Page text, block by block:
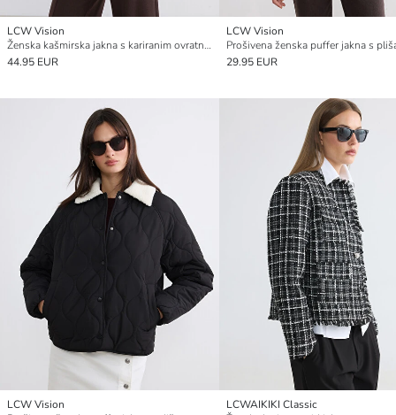
LCW Vision
Ženska kašmirska jakna s kariranim ovratnikom
44.95 EUR
LCW Vision
29.95 EUR
LCW Vision
LCWAIKIKI Classic